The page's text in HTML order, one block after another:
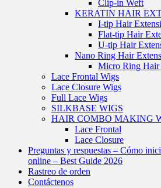
Clip-in Weft
KERATIN HAIR
I-tip Hair
Flat-tip Hair
U-tip Hair
Nano Ring Hair
Micro Ring Hair
Lace Frontal Wigs
Lace Closure Wigs
Full Lace Wigs
SILKBASE WIGS
HAIR COMBO MAKING
Lace Frontal
Lace Closure
Preguntas y respuestas – Cómo
online – Best Guide 2026
Rastreo de orden
Contáctenos